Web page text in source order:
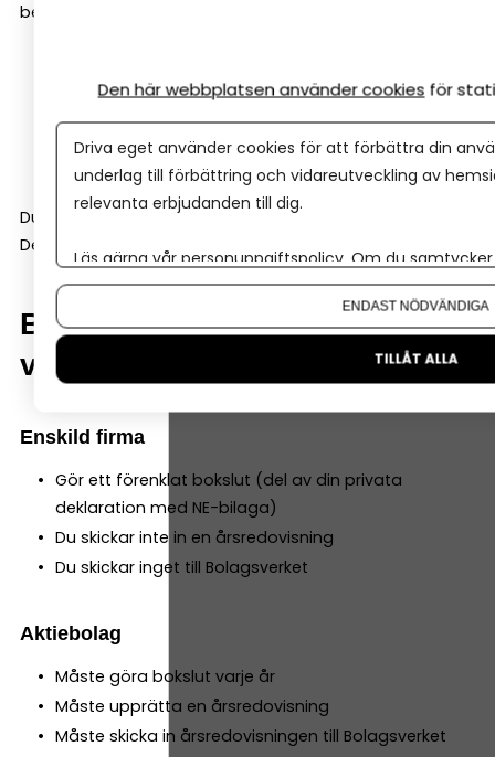
betyder i praktiken att du:
Matchat bankkontot
Säkrat att alla kvitton finns digitalt
Kontrollerat att momsen stämmer
Du gör alltså ett månadsslut, inte ett avancerat bokslut.
Det gäller alla företag, oavsett bolagsform.
Bokslut och årsredovisning –
vem måste göra vad?
Enskild firma
Gör ett förenklat bokslut (del av din privata
deklaration med NE-bilaga)
Du skickar inte in en årsredovisning
Du skickar inget till Bolagsverket
Aktiebolag
Måste göra bokslut varje år
Måste upprätta en årsredovisning
Måste skicka in årsredovisningen till Bolagsverket
Den här webbplatsen använder cookies för
Driva eget använder cookies för att förbättra din
underlag till förbättring och vidareutveckling av
relevanta erbjudanden till dig.
Läs gärna vår personuppgiftspolicy. Om du
Om du vill ändra ditt val i efterhand hittar du den
ENDAST NÖDVÄNDIGA
TILLÅT ALLA